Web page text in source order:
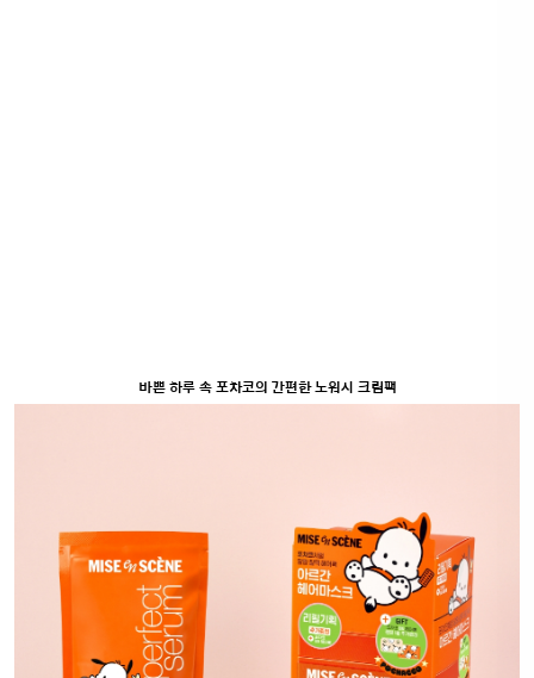
바쁜 하루 속 포차코의 간편한 노워시 크림팩